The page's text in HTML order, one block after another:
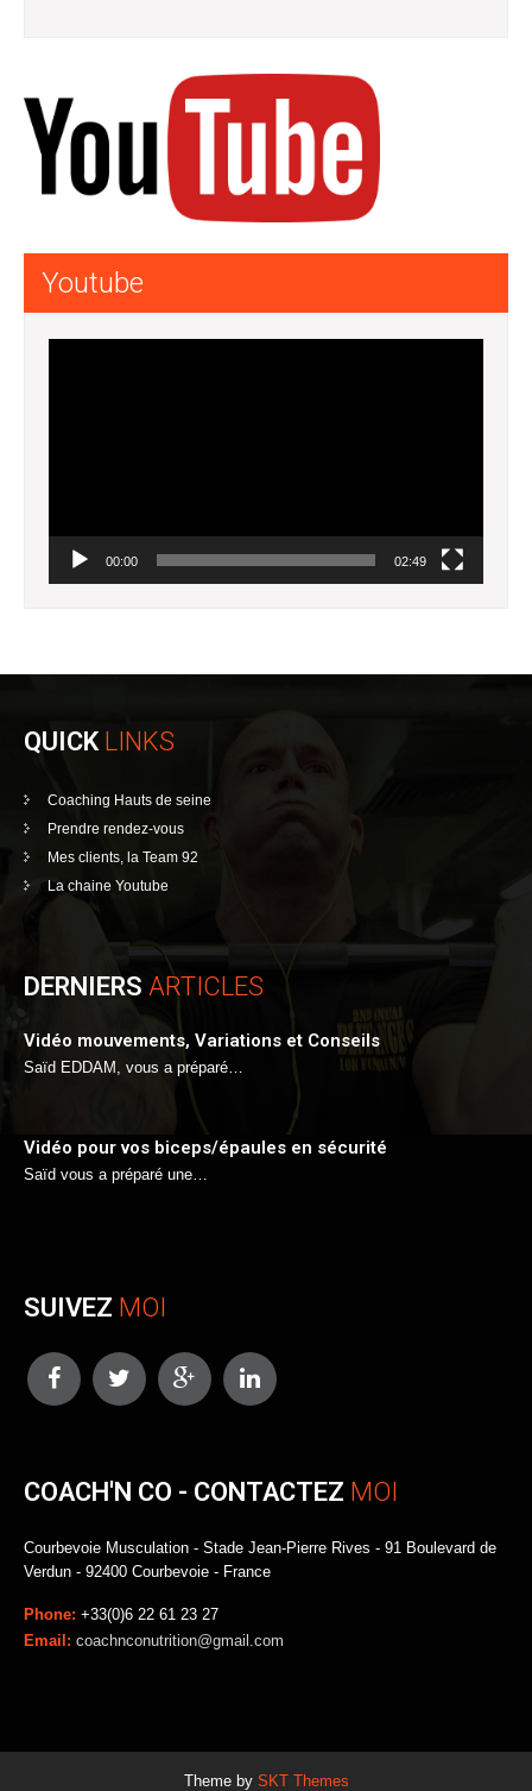
Youtube
00:00 02:49
QUICK LINKS
Coaching Hauts de seine
Prendre rendez-vous
Mes clients, la Team 92
La chaine Youtube
DERNIERS ARTICLES
Vidéo mouvements, Variations et Conseils
Saïd EDDAM, vous a préparé…
Vidéo pour vos biceps/épaules en sécurité
Saïd vous a préparé une…
SUIVEZ MOI
COACH'N CO - CONTACTEZ MOI
Courbevoie Musculation - Stade Jean-Pierre Rives - 91 Boulevard de
Verdun - 92400 Courbevoie - France
Phone: +33(0)6 22 61 23 27
Email: coachnconutrition@gmail.com
Theme by SKT Themes